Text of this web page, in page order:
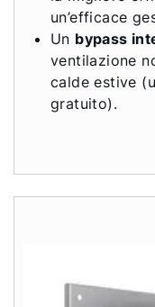
un’efficace
Un bypass
ventilazione
calde estive
gratuito).